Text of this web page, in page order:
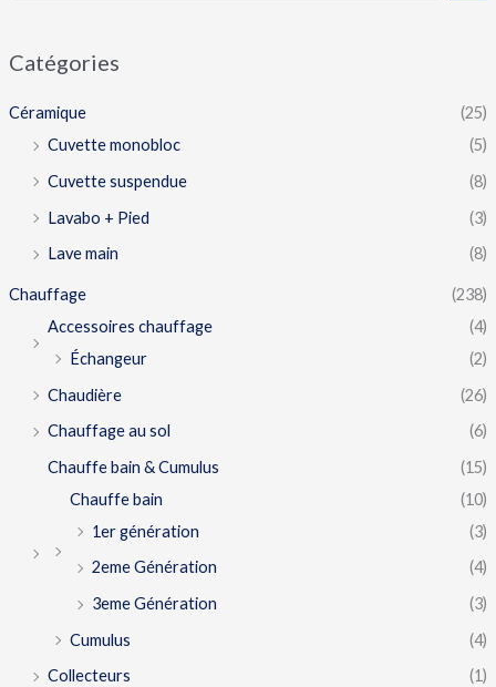
Catégories
Céramique
(25)
Cuvette monobloc
(5)
Cuvette suspendue
(8)
Lavabo + Pied
(3)
Lave main
(8)
Chauffage
(238)
Accessoires chauffage
(4)
Échangeur
(2)
Chaudière
(26)
Chauffage au sol
(6)
Chauffe bain & Cumulus
(15)
Chauffe bain
(10)
1er génération
(3)
2eme Génération
(4)
3eme Génération
(3)
Cumulus
(4)
Collecteurs
(1)